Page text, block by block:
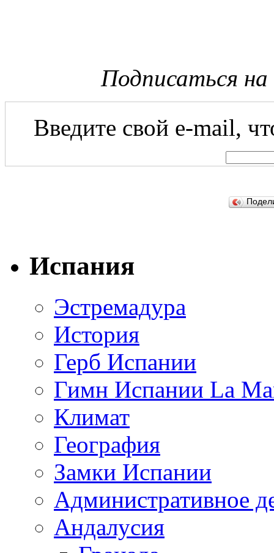
Подписаться
Введите свой e-mail,
Испания
Эстремадура
История
Герб Испании
Гимн Испании La
Климат
География
Замки Испании
Административное
Андалусия